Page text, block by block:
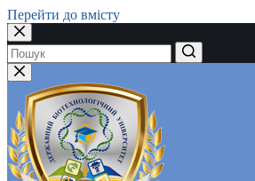
Перейти до вмісту
Немає
результатів